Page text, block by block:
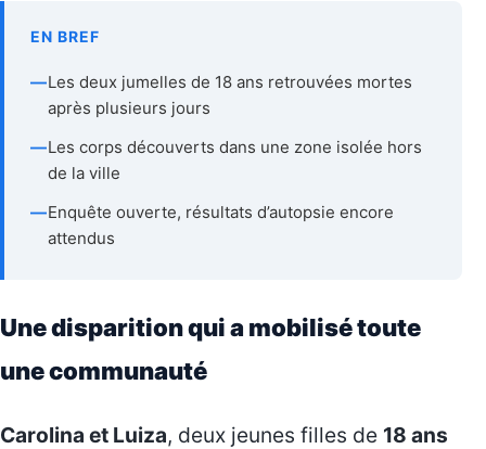
EN BREF
—Les deux jumelles de 18 ans retrouvées mortes
après plusieurs jours
—Les corps découverts dans une zone isolée hors
de la ville
—Enquête ouverte, résultats d’autopsie encore
attendus
Une disparition qui a mobilisé toute
une communauté
Carolina et Luiza, deux jeunes filles de 18 ans